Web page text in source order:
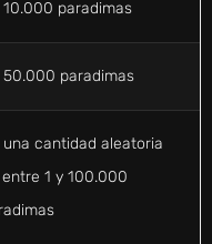
10.000 paradimas
50.000 paradimas
una cantidad aleatoria
1 y 100.000